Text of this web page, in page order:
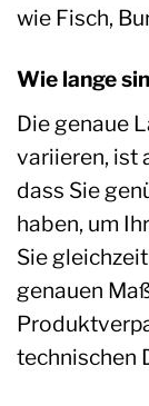
wie Fisch,
Wie lange
Die genaue
variieren, ist
dass Sie
haben, um
Sie
genauen
technischen